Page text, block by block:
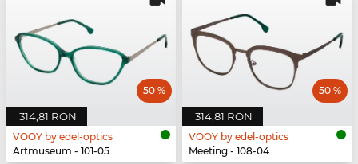
314,81 RON
50 %
VOOY by edel-optics
Artmuseum - 101-05
314,81 RON
50 %
VOOY by edel-optics
Meeting - 108-04